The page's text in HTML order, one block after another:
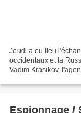
Jeudi a eu lieu
occidentaux et la
Vadim Krasikov,
Espionnage /